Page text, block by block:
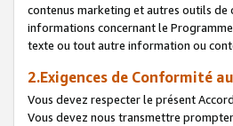
contenus marketing et autres outils de
informations concernant le
texte ou tout autre information ou
2.Exigences de Conformité
Vous devez respecter le présent
Vous devez nous transmettre